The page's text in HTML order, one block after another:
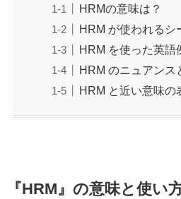
HRMの意味は？
HRM が使われるシ
HRM を使った英語
HRM のニュアンス
HRM と近い意味の
『HRM』の意味と使い